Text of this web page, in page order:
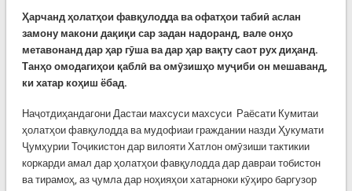
Ҳарчанд ҳолатҳои фавқулодда ва офатҳои табиӣ аслан
замону макони дақиқи сар задан надоранд, вале онҳо
метавонанд дар ҳар гӯша ва дар ҳар вақту саот рух диҳанд.
Танҳо омодагиҳои қаблӣ ва омӯзишҳо муҷиби он мешаванд,
ки хатар коҳиш ёбад.
Наҷотдиҳандагони Дастаи махсуси махсуси Раёсати Кумитаи
ҳолатҳои фавқулодда ва мудофиаи граждании назди Ҳукумати
Ҷумҳурии Тоҷикистон дар вилояти Хатлон омӯзиши тактикии
коркарди амал дар ҳолатҳои фавқулодда дар давраи тобистон
ва тирамоҳ, аз ҷумла дар ноҳияҳои хатарноки кӯҳиро баргузор